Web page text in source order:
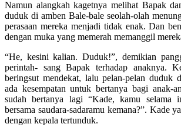
Namun alangkah kagetnya melihat Bapak
duduk di amben Bale-bale seolah-olah
perasaan mereka menjadi tidak enak. Dan
dengan muka yang memerah memanggil
“He, kesini kalian. Duduk!”, demikian
perintah- sang Bapak terhadap anaknya.
beringsut mendekat, lalu pelan-pelan duduk
ada kesempatan untuk bertanya bagi anak-
sudah bertanya lagi “Kade, kamu selama
bersama saudara-sadaramu kemana?”. Kade
dengan kepala tertunduk.